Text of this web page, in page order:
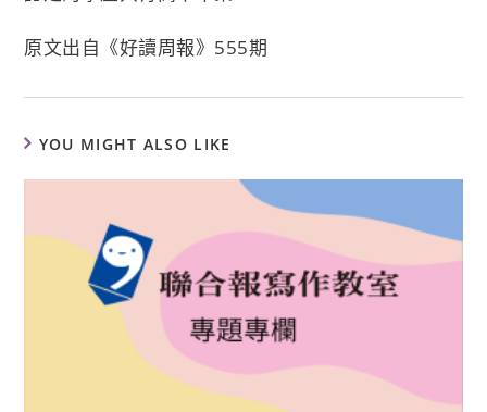
原文出自《好讀周報》555期
YOU MIGHT ALSO LIKE